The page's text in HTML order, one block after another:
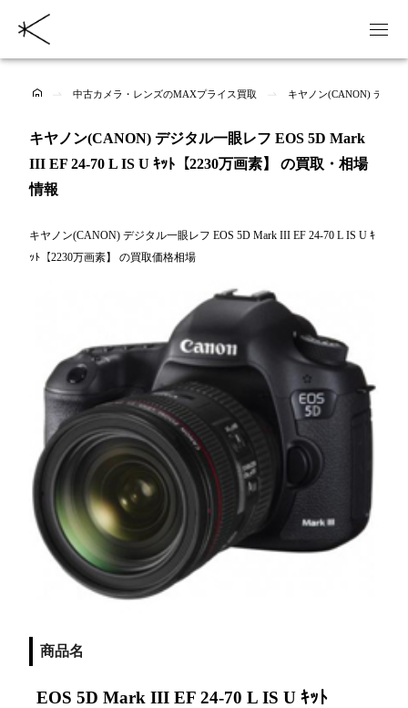
中古カメラ・レンズのMAXプライス買取 キヤノン(CANON) デジ
キヤノン(CANON) デジタル一眼レフ EOS 5D Mark
III EF 24-70 L IS U ｷｯﾄ【2230万画素】 の買取・相場
情報
キヤノン(CANON) デジタル一眼レフ EOS 5D Mark III EF 24-70 L IS U ｷ
ｯﾄ【2230万画素】 の買取価格相場
商品名
EOS 5D Mark III EF 24-70 L IS U ｷｯﾄ